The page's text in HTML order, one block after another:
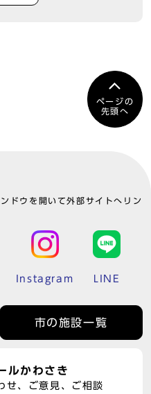
ページの
先頭へ
ドウを開いて外部サイトへリン
Instagram LINE
市の施設一覧
ルかわさき
せ、ご意見、ご相談